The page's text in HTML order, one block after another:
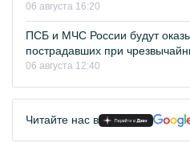
06 августа 16:20
ПСБ и МЧС России будут
пострадавших при
06 августа 12:40
Читайте нас в